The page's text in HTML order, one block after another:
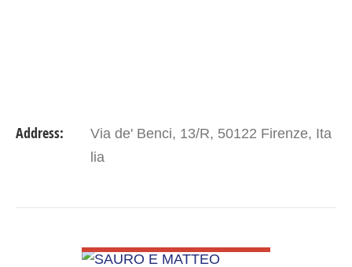
Address:
Via de' Benci, 13/R, 50122 Firenze, Ita
lia